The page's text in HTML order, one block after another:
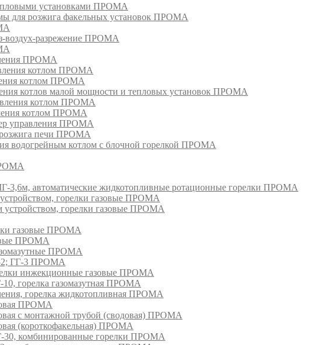
установками ПРОМА
для розжига факельных установок ПРОМА
воздух-разрежение ПРОМА
ПРОМА
котлом ПРОМА
котлом ПРОМА
котлов малой мощности и тепловых установок ПРОМА
котлом ПРОМА
котлом ПРОМА
управления ПРОМА
печи ПРОМА
котлом с блочной горелкой ПРОМА
автоматические жидкотопливные ротационные горелки ПРОМА
горелки газовые ПРОМА
устройством, горелки газовые ПРОМА
газовые ПРОМА
ПРОМА
ПРОМА
2; ГГ-3 ПРОМА
инжекционные газовые ПРОМА
горелка газомазутная ПРОМА
горелка жидкотопливная ПРОМА
ПРОМА
с монтажной трубой (сводовая) ПРОМА
(короткофакельная) ПРОМА
комбинированные горелки ПРОМА